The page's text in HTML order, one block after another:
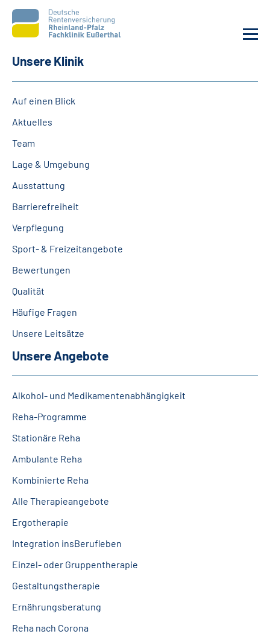
Ihre Rehabilitation
Beratungsstellen &
Zuweisende
Leichte Sprache
Gebärdensprache
Unsere Klinik
Auf einen Blick
Aktuelles
Team
Lage & Umgebung
Ausstattung
Barrierefreiheit
Verpflegung
Sport- & Freizeitangebote
Bewertungen
Qualität
Häufige Fragen
Unsere Leitsätze
Unsere Angebote
Al­ko­hol- und Me­di­ka­men­ten­ab­hän­gig­keit
Reha-Programme
Stationäre Reha
Ambulante Reha
Kombinierte Reha
Alle Therapieangebote
Ergotherapie
Integration insBerufleben
Einzel- oder Gruppentherapie
Gestaltungstherapie
Ernährungsberatung
Reha nach Corona